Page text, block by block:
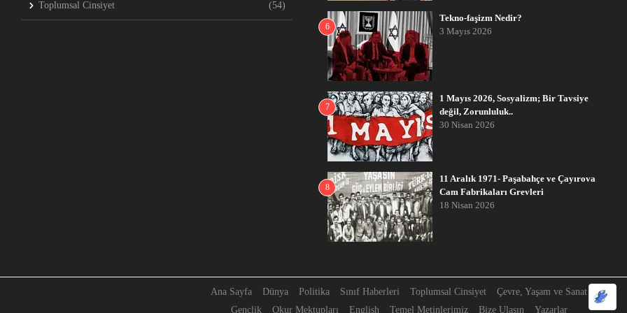
Toplumsal Cinsiyet (54)
6
Tekno-faşizm Nedir?
3 Mayıs 2026
7
1 Mayıs 2026, Sosyalizm; Bir Tavsiye
değil, Zorunluluk..
30 Nisan 2026
8
11 Aralık 1971- Paşabahçe ve Çayırova
Cam Fabrikaları Grevleri
18 Nisan 2026
Ana Sayfa Dünya Politika Sınıf Haberleri Toplumsal Cinsiyet
Çevre, Yaşam ve Sanat
Gençlik
Okur Mektupları English Temel Metinlerimiz Bize Ulaşın Yazarlar